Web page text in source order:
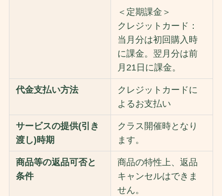
＜定期課金＞
クレジットカード：
当月分は初回購入時
に課金。翌月分は前
月21日に課金。
代金支払い方法
クレジットカードに
よるお支払い
サービスの提供(引き
渡し)時期
クラス開催時となり
ます。
商品等の返品可否と
条件
商品の特性上、返品
キャンセルはできま
せん。